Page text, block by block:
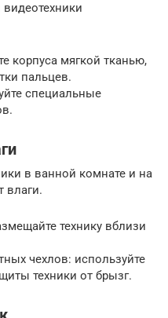
корпуса мягкой тканью,
пальцев.
специальные
в ванной комнате и на
влаги.
технику вблизи
чехлов: используйте
техники от брызг.